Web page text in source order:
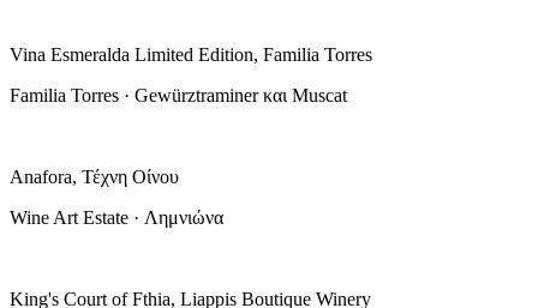
Vina Esmeralda Limited Edition, Familia Torres
Familia Torres · Gewürztraminer και Muscat
Anafora, Τέχνη Οίνου
Wine Art Estate · Λημνιώνα
King's Court of Fthia, Liappis Boutique Winery